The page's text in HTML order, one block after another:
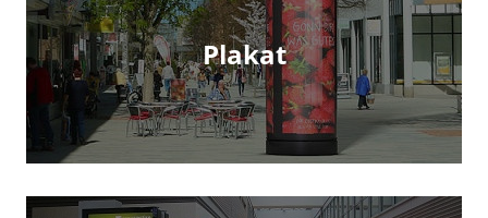
Plakat